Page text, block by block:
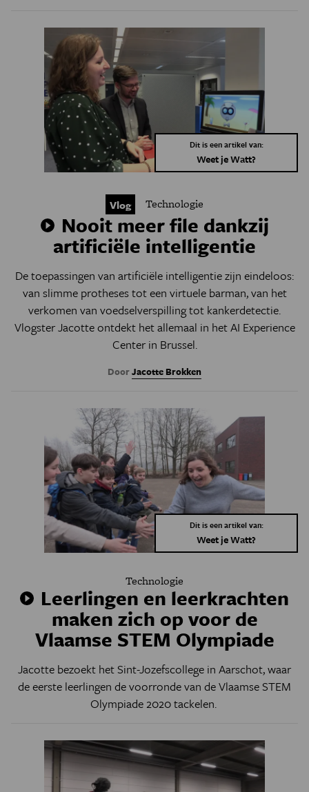
Dit is een artikel van:
Weet je Watt?
Vlog Technologie
Nooit meer file dankzij
artificiële intelligentie
De toepassingen van artificiële intelligentie zijn eindeloos:
van slimme protheses tot een virtuele barman, van het
verkomen van voedselverspilling tot kankerdetectie.
Vlogster Jacotte ontdekt het allemaal in het AI Experience
Center in Brussel.
DoorJacotte Brokken
Dit is een artikel van:
Weet je Watt?
Technologie
Leerlingen en leerkrachten
maken zich op voor de
Vlaamse STEM Olympiade
Jacotte bezoekt het Sint-Jozefscollege in Aarschot, waar
de eerste leerlingen de voorronde van de Vlaamse STEM
Olympiade 2020 tackelen.